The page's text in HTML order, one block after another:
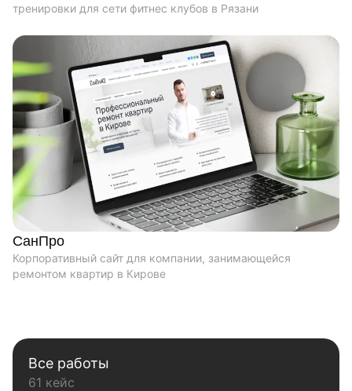
тренировки для сети фитнес клубов в Рязани
СанПро
Корпоративный сайт для компании, занимающейся
ремонтом квартир в Кирове
Все работы
61 кейс